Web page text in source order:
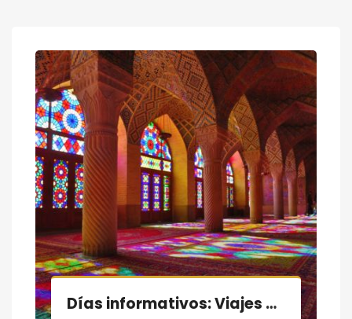
Días informativos: Viajes a IRÁN, UZBEKISTÁN, ARMENIA, GEORGIA, AZERBAIYÁN